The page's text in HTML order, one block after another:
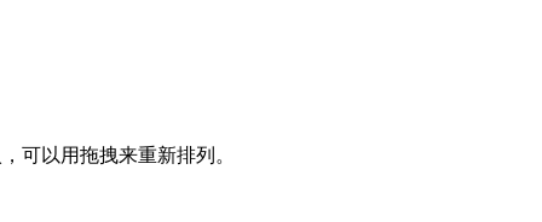
可以用拖拽来重新排列。